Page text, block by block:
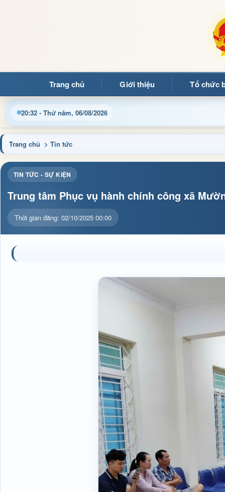
Trang chủ Giới thiệu Tổ chức
20:32 - Thứ năm, 06/08/2026
quý bạn đọc đến với Trang thông tin điện tử xã Mường Ảng
Trang chủ > Tin tức
TIN TỨC - SỰ KIỆN
Trung tâm Phục vụ hành chính công xã
Thời gian đăng: 02/10/2025 00:00